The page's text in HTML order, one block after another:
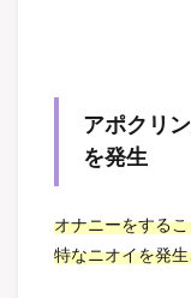
アポクリ
を発生
オナニーをする
特なニオイを発